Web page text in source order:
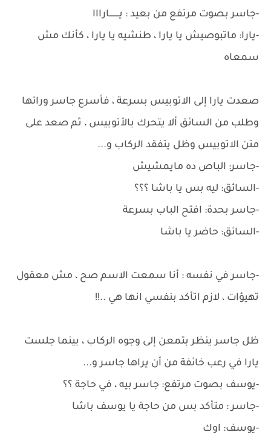
-جاسر بصوت مرتفع من بعيد : يــــــــارااا
-يارا: ماتبوصيش يا يارا ، طنشيه يا يارا ، كأنك مش
سمعاه
صعدت يارا إلى الاتوبيس بسرعة ، فأسرع جاسر ورائها
وطلب من السائق ألا يتحرك بالأتوبيس ، ثم صعد على
متن الاتوبيس وظل يتفقد الركاب و...
-جاسر: الباص ده مايمشيش
-السائق: ليه بس يا باشا ؟؟؟
-جاسر بحدة: افتح الباب بسرعة
-السائق: حاضر يا باشا
-جاسر في نفسه : أنا سمعت الاسم صح ، مش معقول
تهيؤات ، لازم اتأكد بنفسي انها هي ..!!
ظل جاسر ينظر بتمعن إلى وجوه الركاب ، بينما جلست
يارا في رعب خائفة من أن يراها جاسر و...
-يوسف بصوت مرتفع: جاسر بيه ، في حاجة ؟؟
-جاسر : متأكد بس من حاجة يا يوسف باشا
-يوسف: اوك